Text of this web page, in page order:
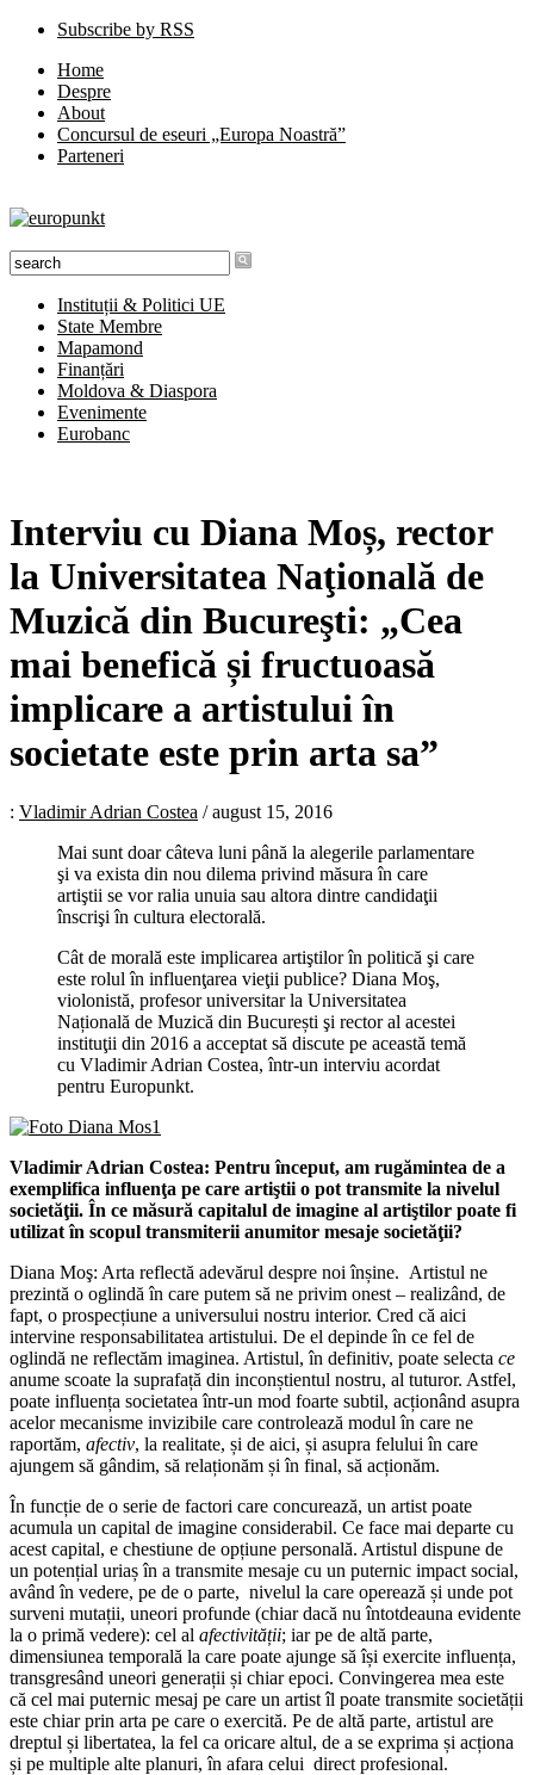
Subscribe by RSS
Home
Despre
About
Concursul de eseuri „Europa Noastră”
Parteneri
Instituții & Politici UE
State Membre
Mapamond
Finanțări
Moldova & Diaspora
Evenimente
Eurobanc
Interviu cu Diana Moș, rector
la Universitatea Naţională de
Muzică din Bucureşti: „Cea
mai benefică și fructuoasă
implicare a artistului în
societate este prin arta sa”
: Vladimir Adrian Costea /august 15, 2016
Mai sunt doar câteva luni până la alegerile parlamentare
şi va exista din nou dilema privind măsura în care
artiştii se vor ralia unuia sau altora dintre candidaţii
înscrişi în cultura electorală.
Cât de morală este implicarea artiştilor în politică şi care
este rolul în influenţarea vieţii publice? Diana Moş,
violonistă, profesor universitar la Universitatea
Națională de Muzică din București şi rector al acestei
instituţii din 2016 a acceptat să discute pe această temă
cu Vladimir Adrian Costea, într-un interviu acordat
pentru Europunkt.
Vladimir Adrian Costea: Pentru început, am rugămintea de a
exemplifica influenţa pe care artiştii o pot transmite la nivelul
societăţii. În ce măsură capitalul de imagine al artiştilor poate fi
utilizat în scopul transmiterii anumitor mesaje societăţii?
Diana Moş: Arta reflectă adevărul despre noi înșine. Artistul ne
prezintă o oglindă în care putem să ne privim onest – realizând, de
fapt, o prospecțiune a universului nostru interior. Cred că aici
intervine responsabilitatea artistului. De el depinde în ce fel de
oglindă ne reflectăm imaginea. Artistul, în definitiv, poate selecta ce
anume scoate la suprafață din inconștientul nostru, al tuturor. Astfel,
poate influența societatea într-un mod foarte subtil, acționând asupra
acelor mecanisme invizibile care controlează modul în care ne
raportăm, afectiv, la realitate, și de aici, și asupra felului în care
ajungem să gândim, să relaționăm și în final, să acționăm.
În funcție de o serie de factori care concurează, un artist poate
acumula un capital de imagine considerabil. Ce face mai departe cu
acest capital, e chestiune de opțiune personală. Artistul dispune de
un potențial uriaș în a transmite mesaje cu un puternic impact social,
având în vedere, pe de o parte, nivelul la care operează și unde pot
surveni mutații, uneori profunde (chiar dacă nu întotdeauna evidente
la o primă vedere): cel al afectivității; iar pe de altă parte,
dimensiunea temporală la care poate ajunge să își exercite influența,
transgresând uneori generații și chiar epoci. Convingerea mea este
că cel mai puternic mesaj pe care un artist îl poate transmite societății
este chiar prin arta pe care o exercită. Pe de altă parte, artistul are
dreptul și libertatea, la fel ca oricare altul, de a se exprima și acționa
și pe multiple alte planuri, în afara celui direct profesional.